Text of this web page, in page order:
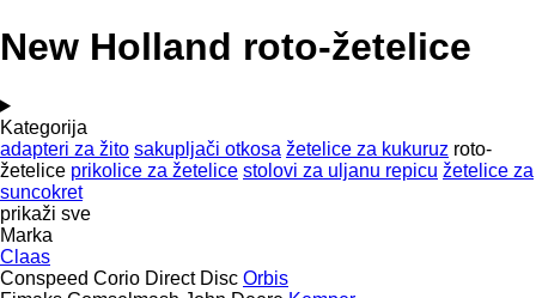
New Holland roto-žetelice
Kategorija
adapteri za žito sakupljači otkosa žetelice za kukuruz roto-
žetelice prikolice za žetelice stolovi za uljanu repicu žetelice za
suncokret
prikaži sve
Marka
Claas
Conspeed Corio Direct Disc Orbis